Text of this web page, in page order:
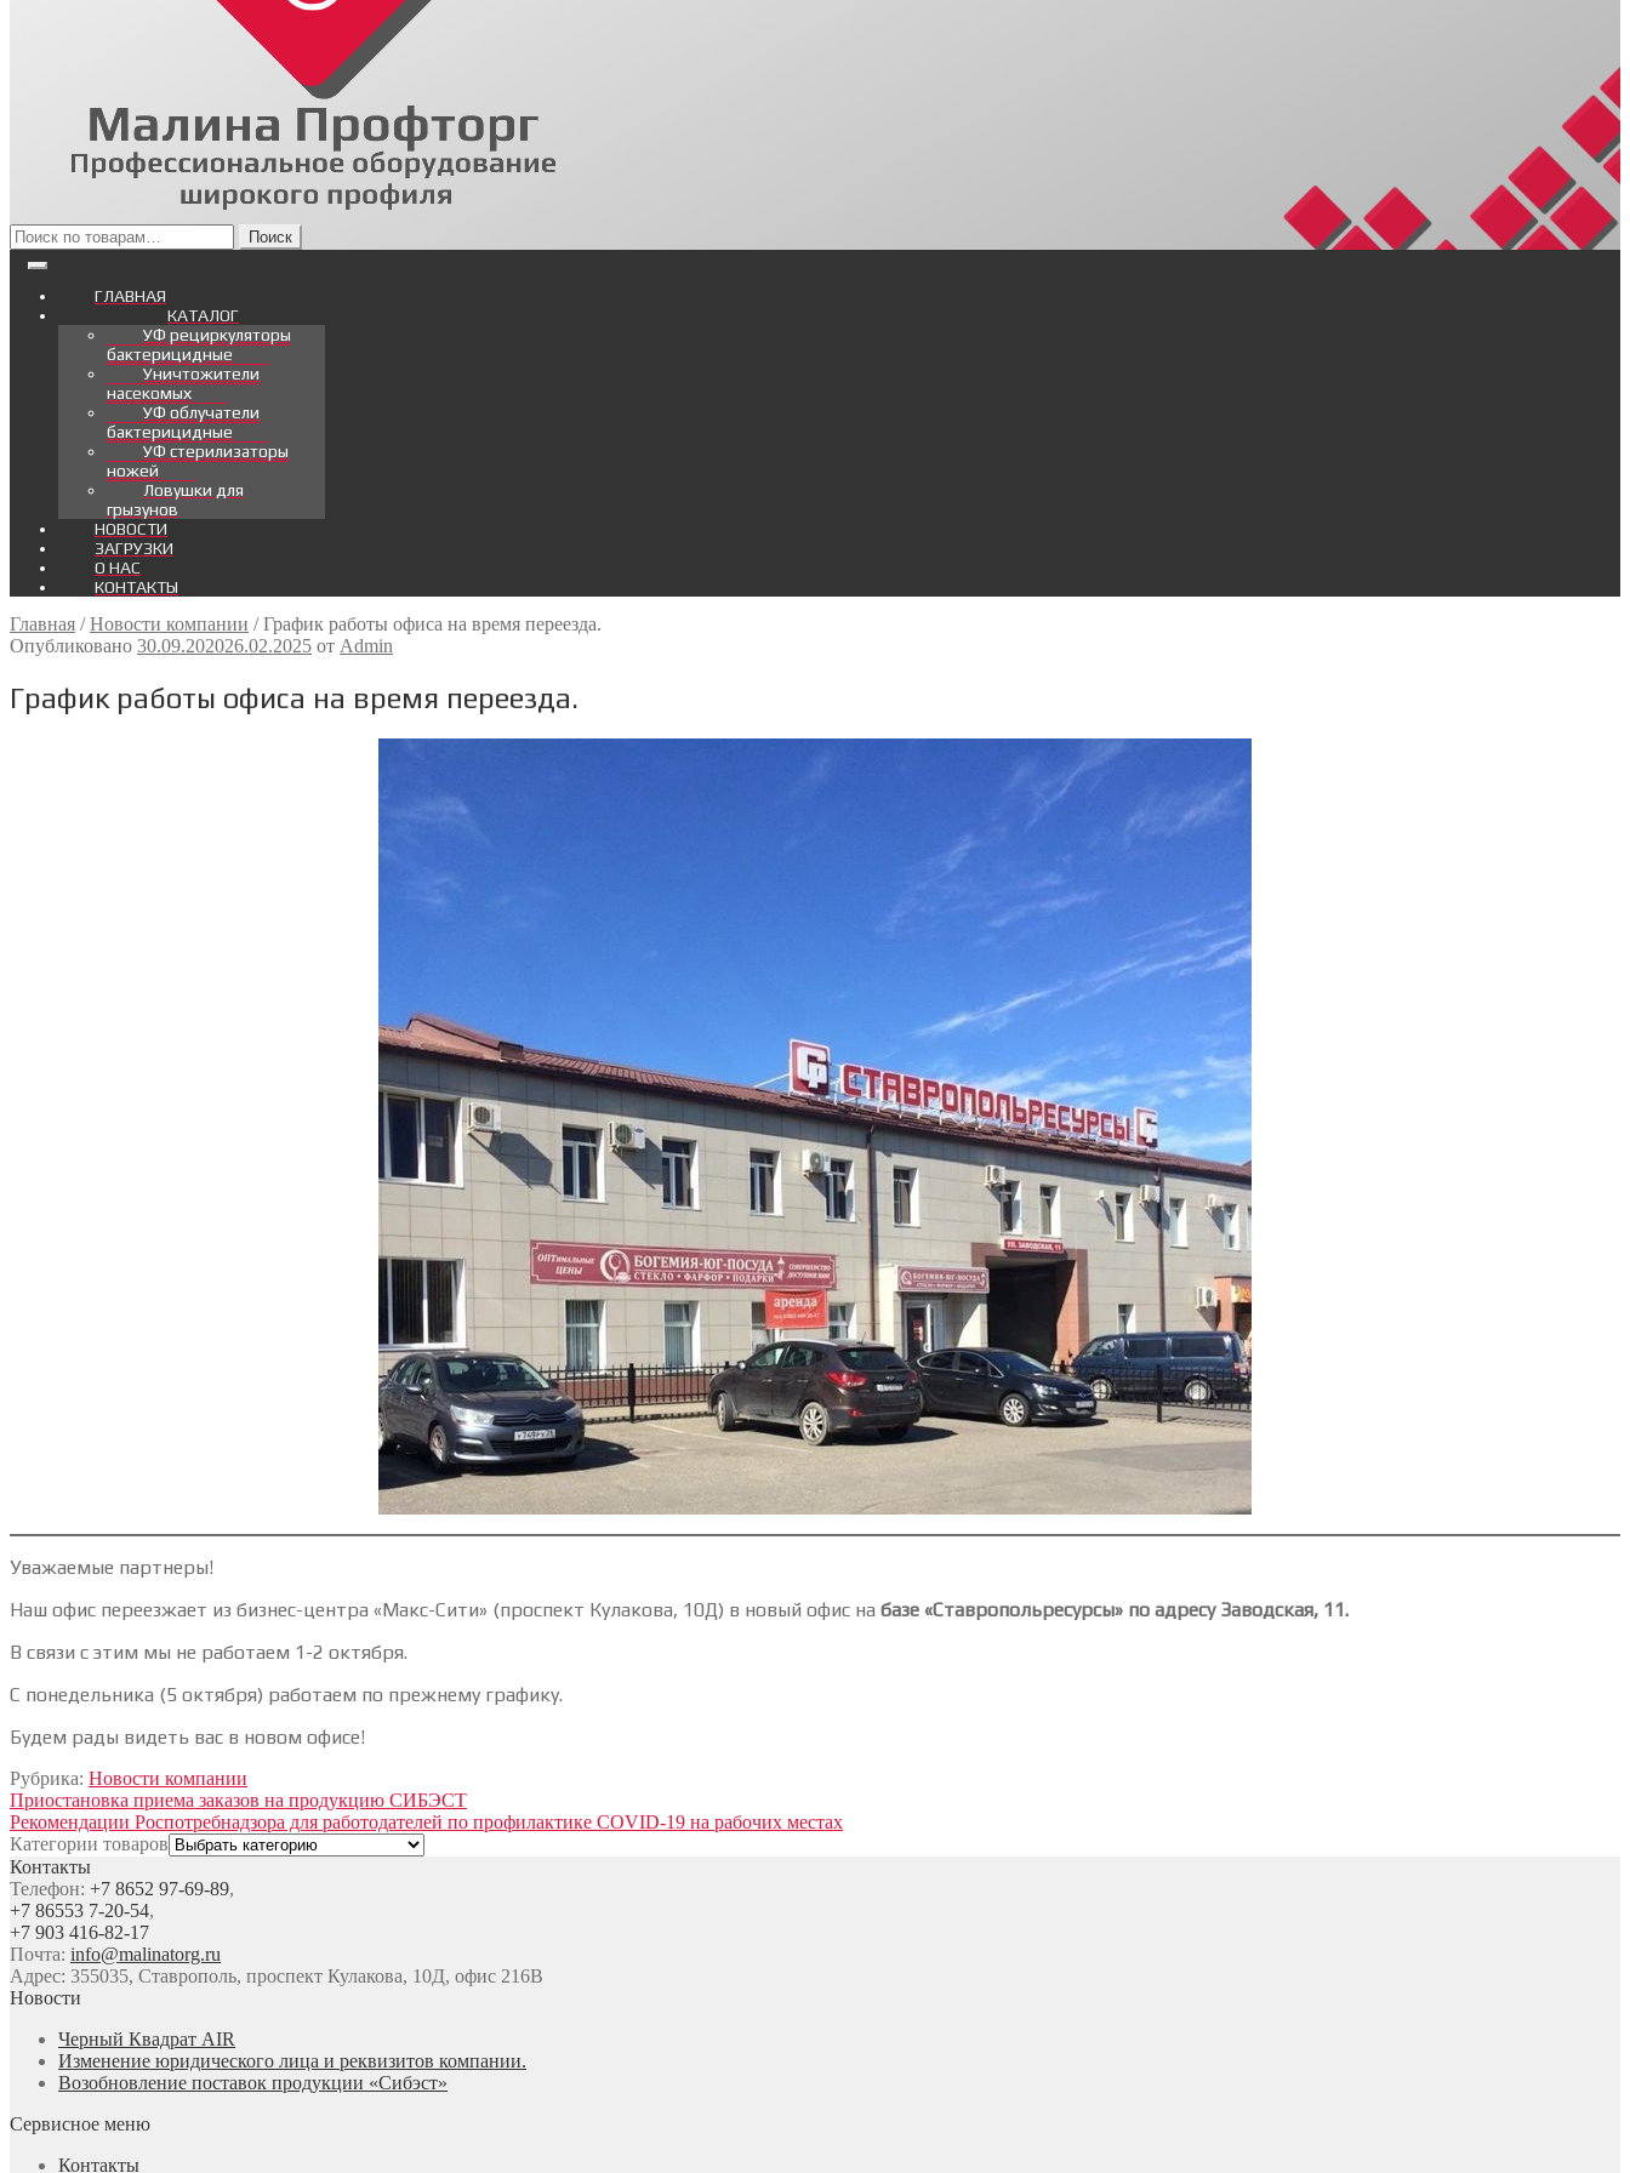
Искать: Поиск
ГЛАВНАЯ
КАТАЛОГ
УФ рециркуляторы
бактерицидные
Уничтожители
насекомых
УФ облучатели
бактерицидные
УФ стерилизаторы
ножей
Ловушки для
грызунов
НОВОСТИ
ЗАГРУЗКИ
О НАС
КОНТАКТЫ
Главная /Новости компании /График работы офиса на время переезда.
Опубликовано 30.09.202026.02.2025 от Admin
График работы офиса на время переезда.
Уважаемые партнеры!
Наш офис переезжает из бизнес-центра «Макс-Сити» (проспект Кулакова, 10Д) в новый офис на базе «Ставропольресурсы» по адресу Заводская, 11.
В связи с этим мы не работаем 1-2 октября.
С понедельника (5 октября) работаем по прежнему графику.
Будем рады видеть вас в новом офисе!
Рубрика: Новости компании
Навигация
по
записям
Предыдущая
запись:
Приостановка приема заказов на продукцию СИБЭСТ
Следующая
запись:
Рекомендации Роспотребнадзора для работодателей по профилактике COVID-19 на рабочих местах
Категории товаров
Контакты
Телефон: +7 8652 97-69-89,
+7 86553 7-20-54,
+7 903 416-82-17
Почта: info@malinatorg.ru
Адрес: 355035, Ставрополь, проспект Кулакова, 10Д, офис 216В
Новости
Черный Квадрат AIR
Изменение юридического лица и реквизитов компании.
Возобновление поставок продукции «Сибэст»
Сервисное меню
Контакты